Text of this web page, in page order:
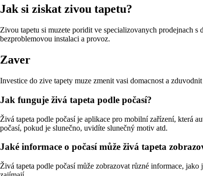
Jak si ziskat zivou tapetu?
Zivou tapetu si muzete poridit ve specializovanych prodejnach
bezproblemovou instalaci a provoz.
Zaver
Investice do zive tapety muze zmenit vasi domacnost a
Jak funguje živá tapeta podle počasí?
Živá tapeta podle počasí je aplikace pro mobilní zařízení, která
počasí, pokud je slunečno, uvidíte slunečný motiv atd.
Jaké informace o počasí může živá tapeta
Živá tapeta podle počasí může zobrazovat různé informace,